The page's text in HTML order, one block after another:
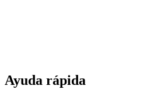
Ayuda rápida